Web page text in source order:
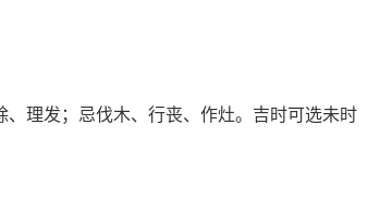
理发；忌伐木、行丧、作灶。吉时可选未时